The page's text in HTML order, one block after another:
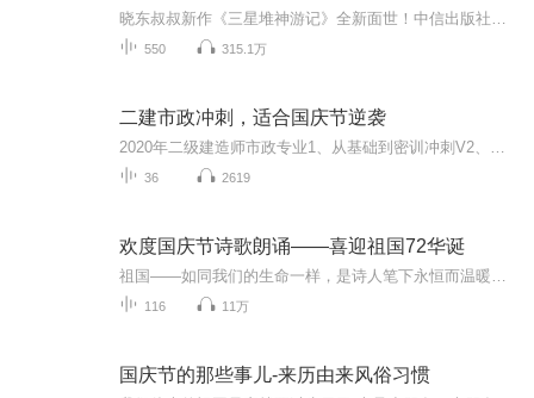
550 315.1万
二建市政冲刺，适合国庆节逆袭
36 2619
欢度国庆节诗歌朗诵——喜迎祖国72华诞
116 11万
国庆节的那些事儿-来历由来风俗习惯